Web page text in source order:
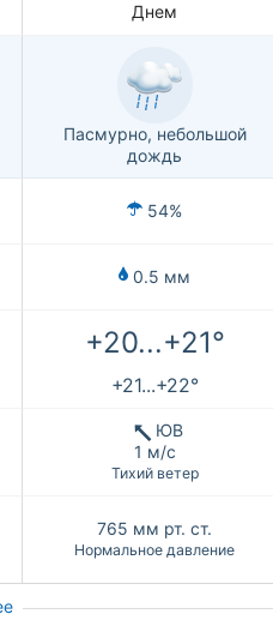
Днем
Пасмурно, небольшой
дождь
54%
0.5 мм
+20...+21°
+21...+22°
ЮВ
1 м/с
Тихий ветер
765 мм рт. ст.
Нормальное давление